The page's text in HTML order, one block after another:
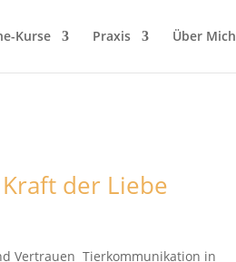
Kurse Praxis Über Mich
der Liebe
Vertrauen Tierkommunikation in